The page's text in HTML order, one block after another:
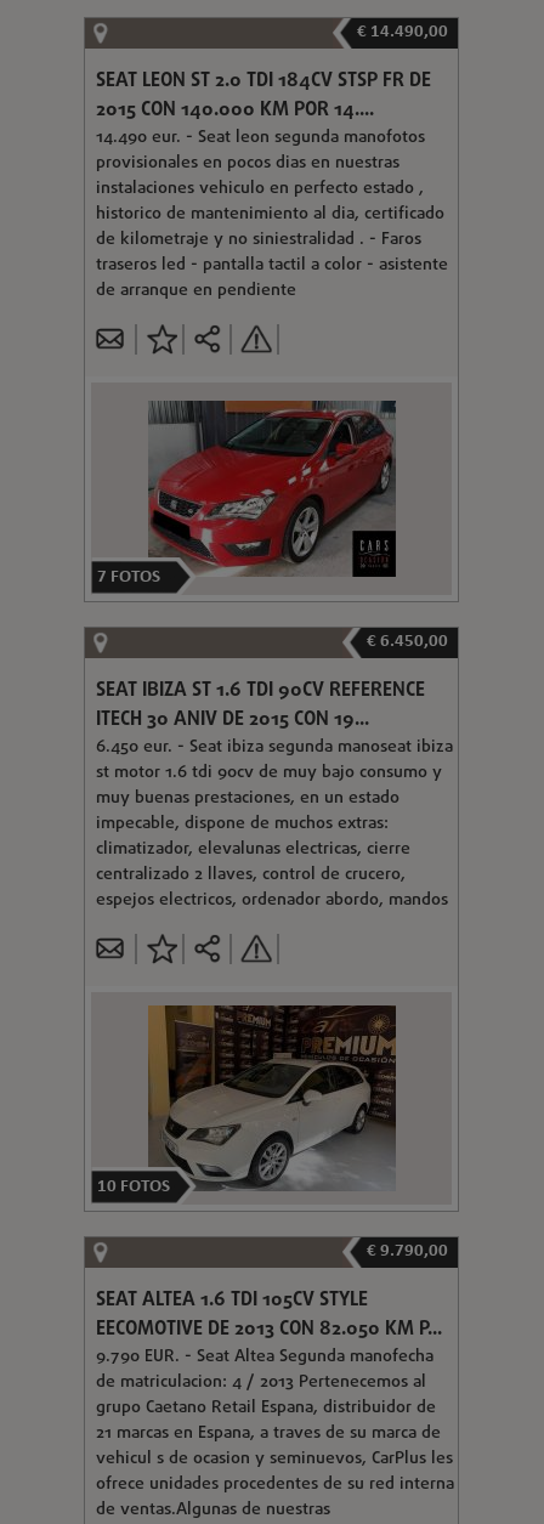
€ 14.490,00
SEAT LEON ST 2.0 TDI 184CV STSP FR DE
2015 CON 140.000 KM POR 14....
14.490 eur. - Seat leon segunda manofotos
provisionales en pocos dias en nuestras
instalaciones vehiculo en perfecto estado ,
historico de mantenimiento al dia, certificado
de kilometraje y no siniestralidad . - Faros
traseros led - pantalla tactil a color - asistente
de arranque en pendiente
7 FOTOS
€ 6.450,00
SEAT IBIZA ST 1.6 TDI 90CV REFERENCE
ITECH 30 ANIV DE 2015 CON 19...
6.450 eur. - Seat ibiza segunda manoseat ibiza
st motor 1.6 tdi 90cv de muy bajo consumo y
muy buenas prestaciones, en un estado
impecable, dispone de muchos extras:
climatizador, elevalunas electricas, cierre
centralizado 2 llaves, control de crucero,
espejos electricos, ordenador abordo, mandos
10 FOTOS
€ 9.790,00
SEAT ALTEA 1.6 TDI 105CV STYLE
EECOMOTIVE DE 2013 CON 82.050 KM P...
9.790 EUR. - Seat Altea Segunda manofecha
de matriculacion: 4 / 2013 Pertenecemos al
grupo Caetano Retail Espana, distribuidor de
21 marcas en Espana, a traves de su marca de
vehicul s de ocasion y seminuevos, CarPlus les
ofrece unidades procedentes de su red interna
de ventas.Algunas de nuestras